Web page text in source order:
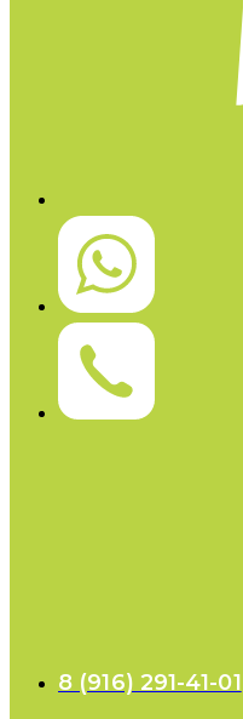
8 (916) 291-41-01